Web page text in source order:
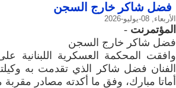
فضل شاكر خارج السجن
الأربعاء, 08-يوليو-2026
المؤتمرنت -
فضل شاكر خارج السجن
وافقت المحكمة العسكرية اللبنانية
الفنان فضل شاكر الذي تقدمت به وكيلته
أماتا مبارك، وفق ما أكدته مصادر مقربة